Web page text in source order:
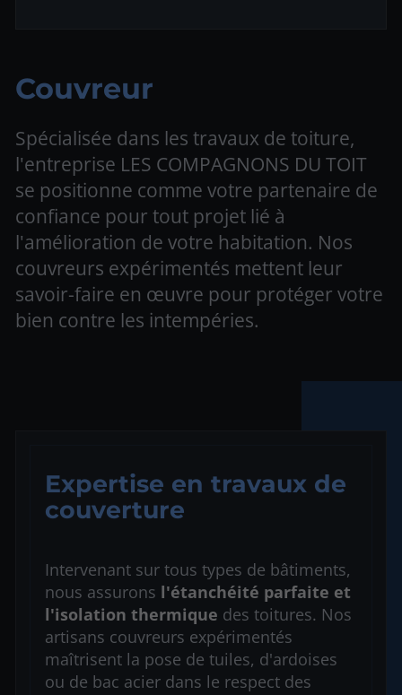
Couvreur
Spécialisée dans les travaux de toiture,
l'entreprise LES COMPAGNONS DU TOIT
se positionne comme votre partenaire de
confiance pour tout projet lié à
l'amélioration de votre habitation. Nos
couvreurs expérimentés mettent leur
savoir-faire en œuvre pour protéger votre
bien contre les intempéries.
Expertise en travaux de
couverture
Intervenant sur tous types de bâtiments,
nous assurons l'étanchéité parfaite et
l'isolation thermique des toitures. Nos
artisans couvreurs expérimentés
maîtrisent la pose de tuiles, d'ardoises
ou de bac acier dans le respect des